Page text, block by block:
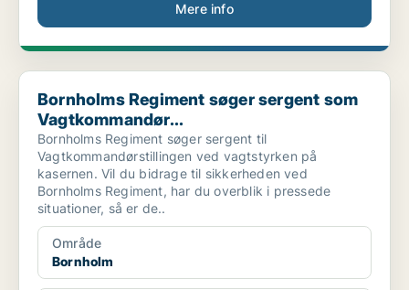
Mere info
Bornholms Regiment søger sergent som Vagtkommandør...
Bornholms Regiment søger sergent som
Vagtkommandør...
Bornholms Regiment søger sergent til
Vagtkommandørstillingen ved vagtstyrken på
kasernen. Vil du bidrage til sikkerheden ved
Bornholms Regiment, har du overblik i pressede
situationer, så er de..
Område
Bornholm